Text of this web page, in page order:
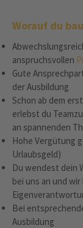
Worauf du
anspruchsvollen
Gute
der Ausbildung
Schon ab dem
erlebst du
an spannenden
Hohe Vergütung
Urlaubsgeld)
Du wendest dein
bei uns an und
Bei
Ausbildung